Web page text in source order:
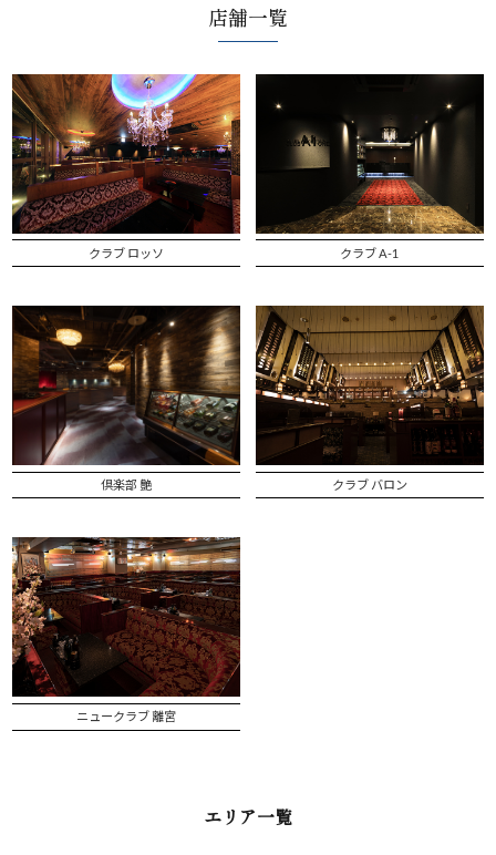
店舗一覧
クラブ ロッソ クラブ A-1
倶楽部 艶 クラブ バロン
ニュークラブ 離宮
エリア一覧